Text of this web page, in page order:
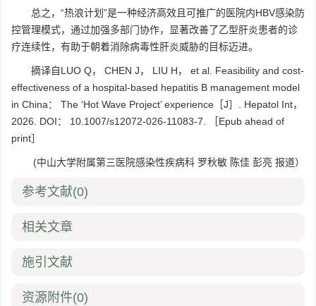
总之，“热浪计划”是一种经济高效且可推广的医院内HBV感染防
控管理模式，通过加强多部门协作，显著改善了乙型肝炎患者的诊
疗连续性，有助于朝着消除病毒性肝炎威胁的目标迈进。
摘译自LUO Q， CHEN J， LIU H， et al. Feasibility and cost-
effectiveness of a hospital-based hepatitis B management model
in China： The ‘Hot Wave Project’ experience［J］. Hepatol Int，
2026. DOI： 10.1007/s12072-026-11083-7. ［Epub ahead of
print］
(中山大学附属第三医院感染性疾病科 罗秋敏 陈佳 彭亮 报道）
参考文献(0)
相关文章
施引文献
资源附件(0)